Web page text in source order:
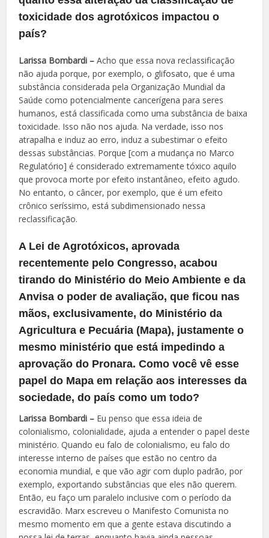
toxicidade dos agrotóxicos impactou o
país?
Larissa Bombardi –Acho que essa nova reclassificação
não ajuda porque, por exemplo, o glifosato, que é uma
substância considerada pela Organização Mundial da
Saúde como potencialmente cancerígena para seres
humanos, está classificada como uma substância de baixa
toxicidade. Isso não nos ajuda. Na verdade, isso nos
atrapalha e induz ao erro, induz a subestimar o efeito
dessas substâncias. Porque [com a mudança no Marco
Regulatório] é considerado extremamente tóxico aquilo
que provoca morte por efeito instantâneo, efeito agudo.
No entanto, o câncer, por exemplo, que é um efeito
crônico seríssimo, está subdimensionado nessa
reclassificação.
A Lei de Agrotóxicos, aprovada
recentemente pelo Congresso, acabou
tirando do Ministério do Meio Ambiente e da
Anvisa o poder de avaliação, que ficou nas
mãos, exclusivamente, do Ministério da
Agricultura e Pecuária (Mapa), justamente o
mesmo ministério que está impedindo a
aprovação do Pronara. Como você vê esse
papel do Mapa em relação aos interesses da
sociedade, do país como um todo?
Larissa Bombardi – Eu penso que essa ideia de
colonialismo, colonialidade, ajuda a entender o papel deste
ministério. Quando eu falo de colonialismo, eu falo do
interesse interno de países que estão no centro da
economia mundial, e que vão agir com duplo padrão, por
exemplo, exportando substâncias que eles não querem.
Então, eu faço um paralelo inclusive com o período da
escravidão. Marx escreveu o Manifesto Comunista no
mesmo momento em que a gente estava discutindo a